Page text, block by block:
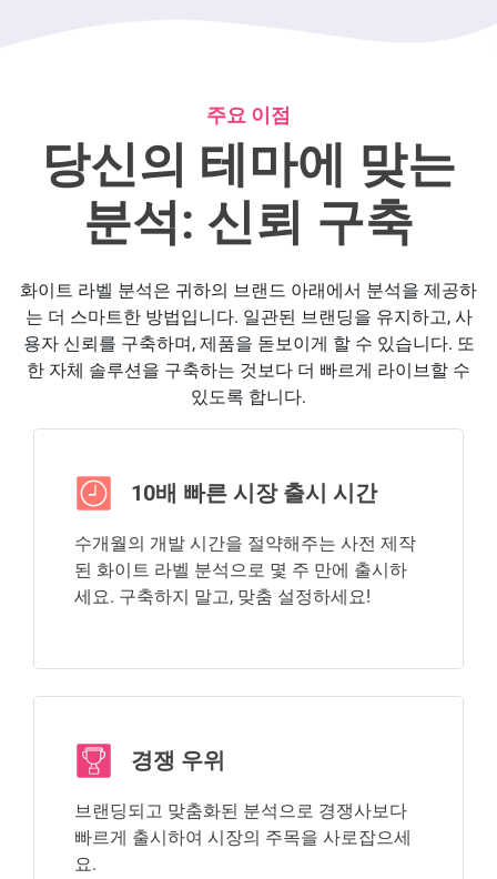
주요 이점
당신의 테마에 맞는
분석: 신뢰 구축
화이트 라벨 분석은 귀하의 브랜드 아래에서 분석을 제공하
는 더 스마트한 방법입니다. 일관된 브랜딩을 유지하고, 사
용자 신뢰를 구축하며, 제품을 돋보이게 할 수 있습니다. 또
한 자체 솔루션을 구축하는 것보다 더 빠르게 라이브할 수
있도록 합니다.
10배 빠른 시장 출시 시간
수개월의 개발 시간을 절약해주는 사전 제작
된 화이트 라벨 분석으로 몇 주 만에 출시하
세요. 구축하지 말고, 맞춤 설정하세요!
경쟁 우위
브랜딩되고 맞춤화된 분석으로 경쟁사보다
빠르게 출시하여 시장의 주목을 사로잡으세
요.